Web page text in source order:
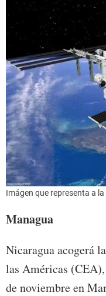
Imágen que representa a
Managua
Nicaragua acogerá
las Américas
de noviembre en